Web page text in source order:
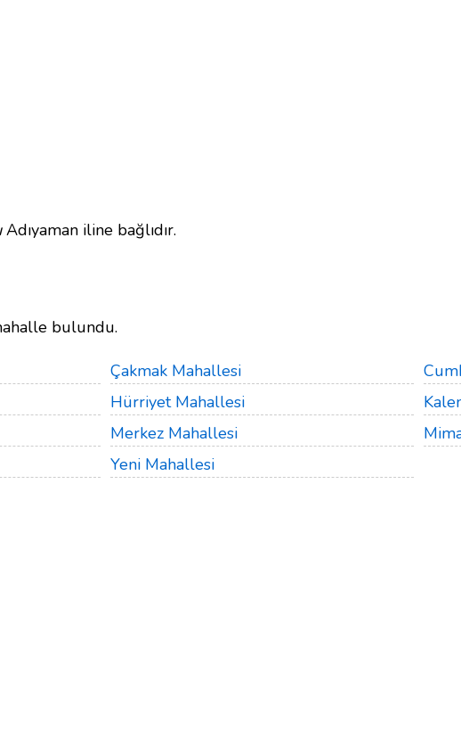
Adıyaman iline bağlıdır.
bulundu.
Çakmak Mahallesi
Hürriyet Mahallesi
Merkez Mahallesi
Yeni Mahallesi